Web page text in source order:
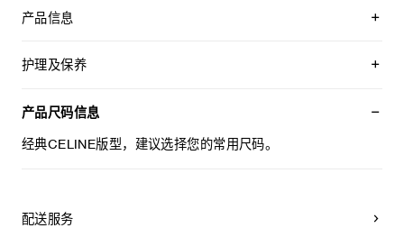
产品信息
衬里：100%桑蚕丝
圆领
背面中央拉链和钩眼扣开合
护理及保养
仅使用不含漂白剂的洗衣产品。
最高熨烫温度：110°C / 230°F
产品尺码信息
经典CELINE版型，建议选择您的常用尺码。
配送服务